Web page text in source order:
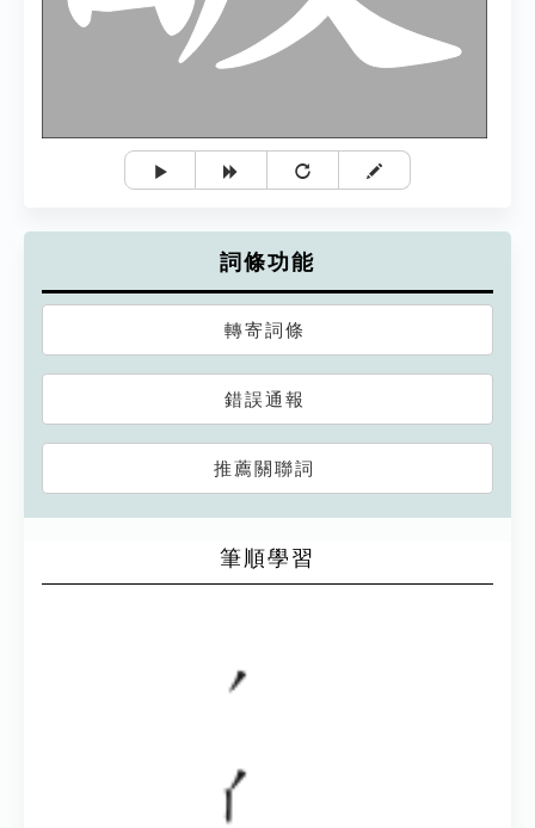
詞條功能
轉寄詞條
錯誤通報
推薦關聯詞
筆順學習